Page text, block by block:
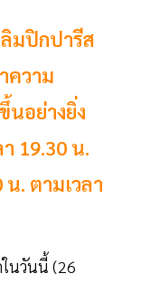
ลิมปิกปารีส
ความ
นอย่างยิ่ง
19.30 น.
น. ตามเวลา
ในวันนี้ (26